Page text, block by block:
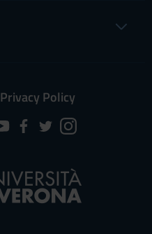
Privacy Policy